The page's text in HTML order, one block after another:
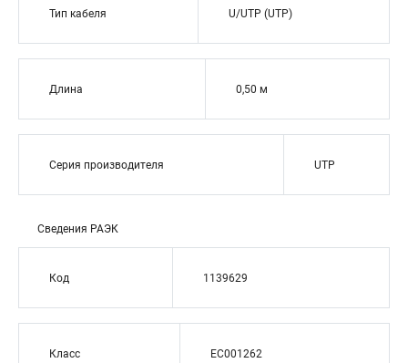
Тип кабеля U/UTP (UTP)
Длина 0,50 м
Серия производителя UTP
Сведения РАЭК
Код 1139629
Класс EC001262